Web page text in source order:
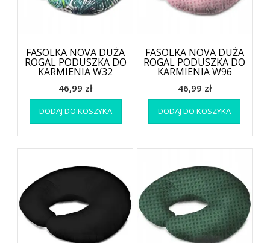
FASOLKA NOVA DUŻA
ROGAL PODUSZKA DO
KARMIENIA W32
46,99 zł
DODAJ DO KOSZYKA
FASOLKA NOVA DUŻA
ROGAL PODUSZKA DO
KARMIENIA W96
46,99 zł
DODAJ DO KOSZYKA